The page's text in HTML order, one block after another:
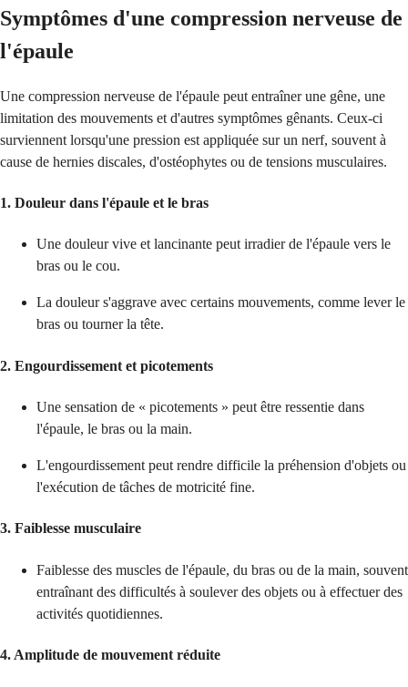
Symptômes d'une compression nerveuse de
l'épaule
Une compression nerveuse de l'épaule peut entraîner une gêne, une
limitation des mouvements et d'autres symptômes gênants. Ceux-ci
surviennent lorsqu'une pression est appliquée sur un nerf, souvent à
cause de hernies discales, d'ostéophytes ou de tensions musculaires.
1. Douleur dans l'épaule et le bras
Une douleur vive et lancinante peut irradier de l'épaule vers le
bras ou le cou.
La douleur s'aggrave avec certains mouvements, comme lever le
bras ou tourner la tête.
2. Engourdissement et picotements
Une sensation de « picotements » peut être ressentie dans
l'épaule, le bras ou la main.
L'engourdissement peut rendre difficile la préhension d'objets ou
l'exécution de tâches de motricité fine.
3. Faiblesse musculaire
Faiblesse des muscles de l'épaule, du bras ou de la main, souvent
entraînant des difficultés à soulever des objets ou à effectuer des
activités quotidiennes.
4. Amplitude de mouvement réduite